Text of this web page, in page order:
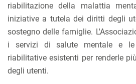
riabilitazione della malattia
iniziative a tutela dei diritti degli
sostegno delle famiglie.
i servizi di salute mentale e le
riabilitative esistenti per renderle
degli utenti.